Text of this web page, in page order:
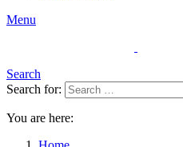
Menu
Search
Search for:
You are here: